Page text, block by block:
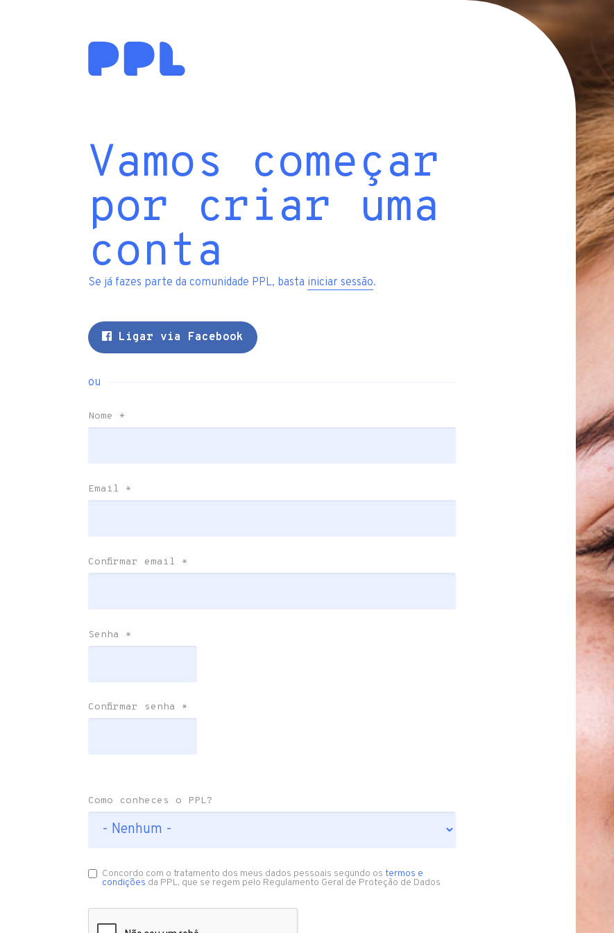
Vamos começar
por criar uma
conta
Se já fazes parte da comunidade PPL, basta iniciar sessão.
Ligar via Facebook
ou
Nome *
Email *
Confirmar email *
Senha *
Confirmar senha *
Como conheces o PPL?
Concordo com o tratamento dos meus dados pessoais segundo os termos e
condições da PPL, que se regem pelo Regulamento Geral de Proteção de Dados